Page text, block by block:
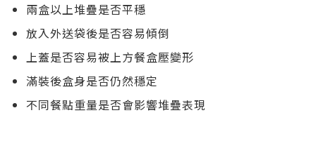
兩盒以上堆疊是否平穩
放入外送袋後是否容易傾倒
上蓋是否容易被上方餐盒壓變形
滿裝後盒身是否仍然穩定
不同餐點重量是否會影響堆疊表現